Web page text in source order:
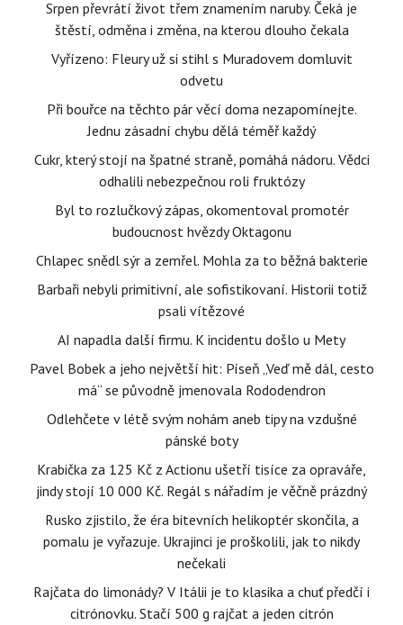
Srpen převrátí život třem znamením naruby. Čeká je
štěstí, odměna i změna, na kterou dlouho čekala
Vyřízeno: Fleury už si stihl s Muradovem domluvit
odvetu
Při bouřce na těchto pár věcí doma nezapomínejte.
Jednu zásadní chybu dělá téměř každý
Cukr, který stojí na špatné straně, pomáhá nádoru. Vědci
odhalili nebezpečnou roli fruktózy
Byl to rozlučkový zápas, okomentoval promotér
budoucnost hvězdy Oktagonu
Chlapec snědl sýr a zemřel. Mohla za to běžná bakterie
Barbaři nebyli primitivní, ale sofistikovaní. Historii totiž
psali vítězové
AI napadla další firmu. K incidentu došlo u Mety
Pavel Bobek a jeho největší hit: Píseň „Veď mě dál, cesto
má“ se původně jmenovala Rododendron
Odlehčete v létě svým nohám aneb tipy na vzdušné
pánské boty
Krabička za 125 Kč z Actionu ušetří tisíce za opraváře,
jindy stojí 10 000 Kč. Regál s nářadím je věčně prázdný
Rusko zjistilo, že éra bitevních helikoptér skončila, a
pomalu je vyřazuje. Ukrajinci je proškolili, jak to nikdy
nečekali
Rajčata do limonády? V Itálii je to klasika a chuť předčí i
citrónovku. Stačí 500 g rajčat a jeden citrón